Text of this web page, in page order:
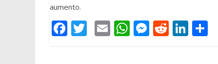
aumento.
F T E W M R Li